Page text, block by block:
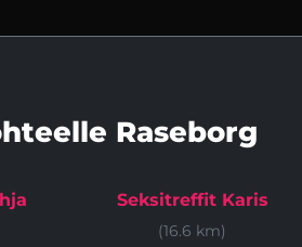
Raseborg
Seksitreffit Karis
(16.6 km)